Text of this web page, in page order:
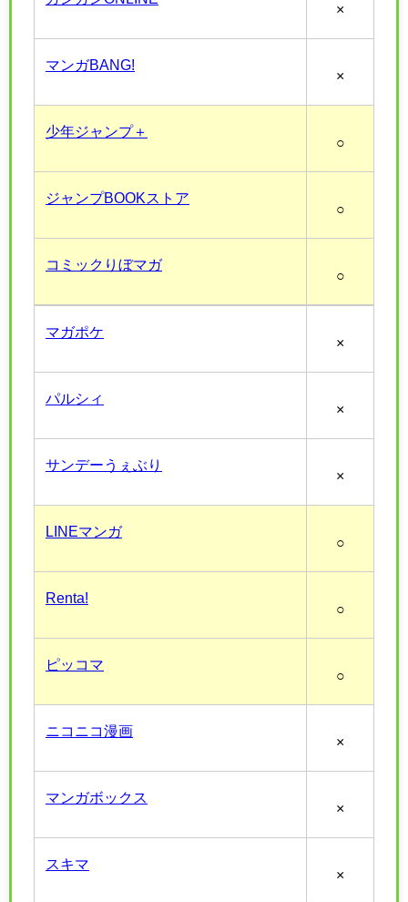
×
マンガBANG!
×
少年ジャンプ＋
○
ジャンプBOOKストア
○
コミックりぼマガ
○
マガポケ
×
パルシィ
×
サンデーうぇぶり
×
LINEマンガ
○
Renta!
○
ピッコマ
○
ニコニコ漫画
×
マンガボックス
×
スキマ
×